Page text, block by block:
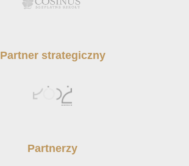
Partner strategiczny
Partnerzy